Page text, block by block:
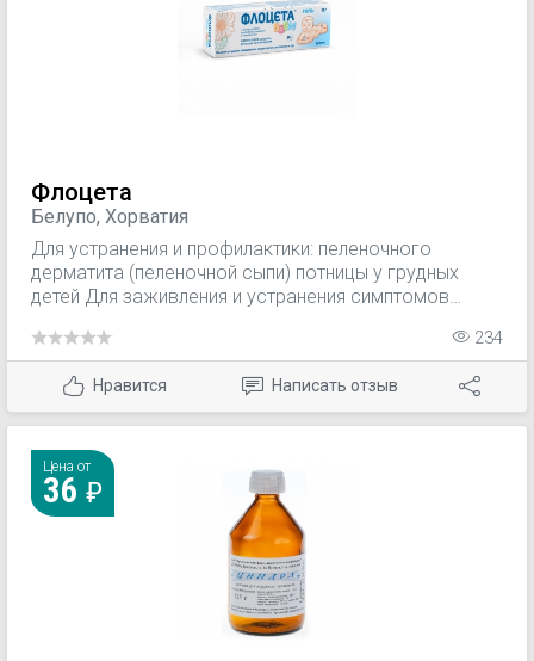
Флоцета
Белупо, Хорватия
Для устранения и профилактики: пеленочного
дерматита (пеленочной сыпи) потницы у грудных
детей Для заживления и устранения симптомов
заживления кожи у детей при мелких повреждениях,
ссадинах, кожных раздражениях, раздражении от
пеленок, натертостях и пр. Опрелости, потница и
дерматит от подгузников могут возникнуть у любого
высококачественных подгузников и хорошем уходе.
234
Нравится Написать отзыв
Цена от
36